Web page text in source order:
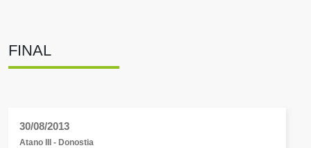
FINAL
30/08/2013
Atano III - Donostia